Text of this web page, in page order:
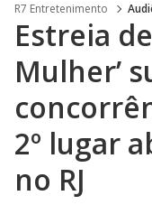
R7 Entretenimento
Estreia
Mulher’
2º lugar
no RJ